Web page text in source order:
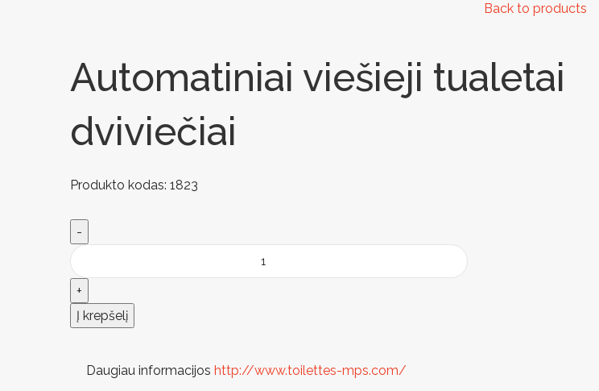
Back to products
Automatiniai viešieji tualetai
dviviečiai
Produkto kodas: 1823
Į krepšelį
Daugiau informacijos http://www.toilettes-mps.com/